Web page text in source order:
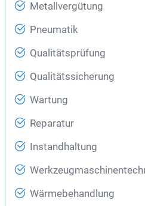
Metallvergütung
Pneumatik
Qualitätsprüfung
Qualitätssicherung
Wartung
Reparatur
Instandhaltung
Wärmebehandlung